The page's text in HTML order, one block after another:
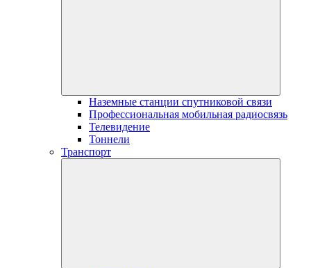
Наземные станции спутниковой связи
Профессиональная мобильная радиосвязь
Телевидение
Тоннели
Транспорт